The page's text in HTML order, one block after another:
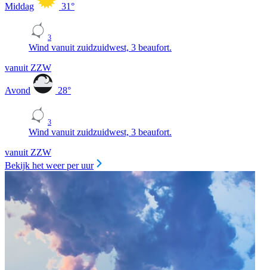
Middag 31°
3
Wind vanuit zuidzuidwest, 3 beaufort.
vanuit ZZW
Avond 28°
3
Wind vanuit zuidzuidwest, 3 beaufort.
vanuit ZZW
Bekijk het weer per uur